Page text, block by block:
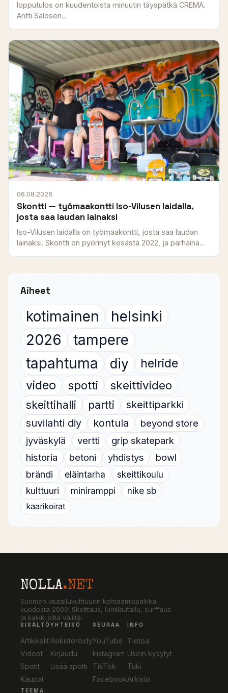
lopputulos on kuudentoista minuutin täyspätkä CREMA.
Antti Salosen...
06.08.2026
Skontti — työmaakontti Iso-Vilusen laidalla,
josta saa laudan lainaksi
Iso-Vilusen laidalla on työmaakontti, josta saa laudan
lainaksi. Skontti on pyörinyt kesästä 2022, ja parhaina...
Aiheet
kotimainen
helsinki
2026
tampere
tapahtuma
diy
helride
video
spotti skeittivideo
skeittihalli partti
skeittiparkki
suvilahti diy
kontula
beyond store
jyväskylä
vertti
grip skatepark
historia
betoni yhdistys
bowl
brändi
eläintarha
skeittikoulu
kulttuuri
miniramppi nike sb
kaarikoirat
NOLLA.NET
Suomen lautailukulttuurin kohtaamispaikka
vuodesta 2000. Skeittaus, lumilautailu, surffaus
ja kaikki siltä väliltä.
SISÄLTÖ
Artikkelit
Videot
Spotit
Kaupat
YHTEISÖ
Rekisteröidy
Kirjaudu
Lisää spotti
SEURAA
YouTube
Instagram
TikTok
Facebook
INFO
Tietoa
Usein kysytyt
Tuki
Arkisto
TEEMA